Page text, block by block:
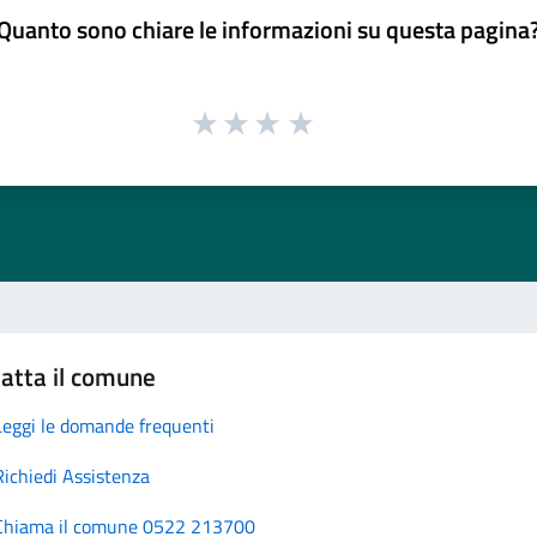
sono chiare le informazioni su questa
il comune
le domande frequenti
Assistenza
il comune 0522 213700